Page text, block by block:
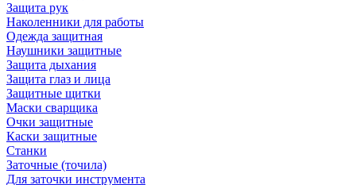
Защита рук
Наколенники для работы
Одежда защитная
Наушники защитные
Защита дыхания
Защита глаз и лица
Защитные щитки
Маски сварщика
Очки защитные
Каски защитные
Станки
Заточные (точила)
Для заточки инструмента